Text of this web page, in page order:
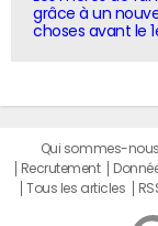
grâce à un
choses avant le
Qui sommes-
Recrutement
Tous les articles